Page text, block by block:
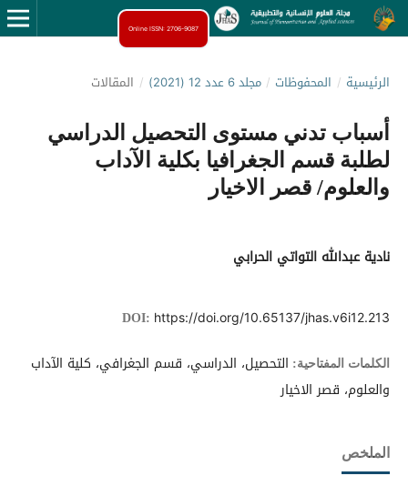
Online ISSN: 2706-9087
الرئيسية / المحفوظات / مجلد 6 عدد 12 (2021) / المقالات
أسباب تدني مستوى التحصيل الدراسي
لطلبة قسم الجغرافيا بكلية الآداب
والعلوم/ قصر الاخيار
نادية عبدالله التواتي الحرابي
DOI: https://doi.org/10.65137/jhas.v6i12.213
الكلمات المفتاحية: التحصيل، الدراسي، قسم الجغرافي، كلية الآداب
والعلوم، قصر الاخيار
الملخص